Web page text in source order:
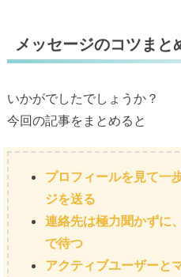
メッセージのコツまと
いかがでしたでしょうか？
今回の記事をまとめると
プロフィールを見て一
ジを送る
連絡先は極力聞かずに
で待つ
アクティブユーザーと